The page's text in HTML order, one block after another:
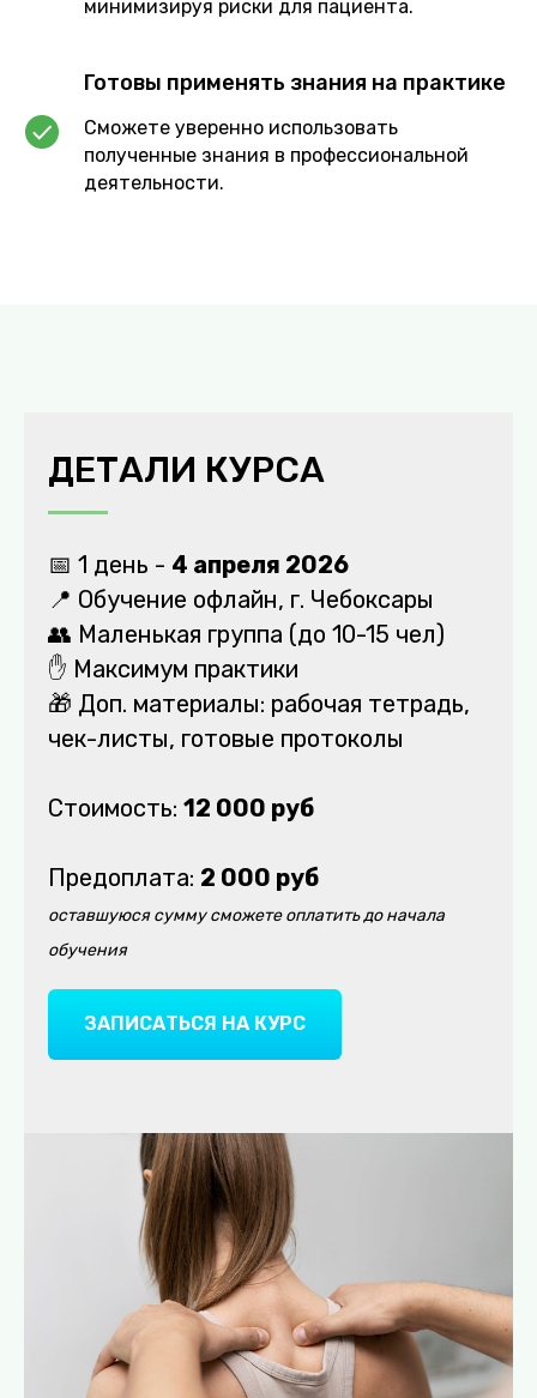
минимизируя риски для пациента.
Готовы применять знания на практике
Сможете уверенно использовать
полученные знания в профессиональной
деятельности.
ДЕТАЛИ КУРСА
📅 1 день - 4 апреля 2026
📍 Обучение офлайн, г. Чебоксары
👥 Маленькая группа (до 10-15 чел)
✋ Максимум практики
🎁 Доп. материалы: рабочая тетрадь,
чек-листы, готовые протоколы
Стоимость: 12 000 руб
Предоплата: 2 000 руб
оставшуюся сумму сможете оплатить до начала
обучения
ЗАПИСАТЬСЯ НА КУРС